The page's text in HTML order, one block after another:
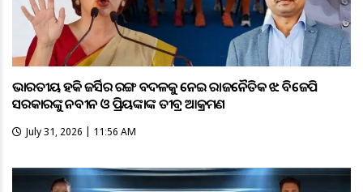
ଭାରତୀୟ ହକି ଜର୍ସିର ରଙ୍ଗ ବଦଳକୁ ନେଇ ରାଜନୈତିକ ଝଡ଼: ବିଜେପି
ସରକାରଙ୍କୁ ନବୀନ ଓ ପ୍ରିୟଙ୍କାଙ୍କ ତୀବ୍ର ଆକ୍ରମଣ
July 31, 2026 | 11:56 AM